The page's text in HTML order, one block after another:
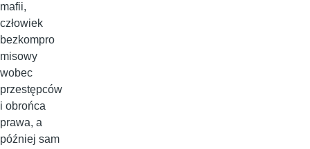
mafii,
człowiek
bezkompro
misowy
wobec
przestępców
i obrońca
prawa, a
później sam